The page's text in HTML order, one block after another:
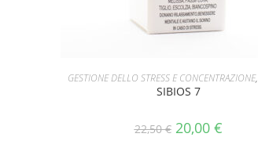
AGGIUNGI AL CARRELLO
GESTIONE DELLO STRESS E CONCENTRAZIONE,
SIBIOS 7
22,50€ 20,00 €